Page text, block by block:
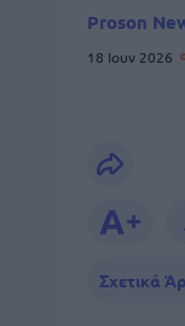
Proson
18 Ιουν 2026
Σχετικά